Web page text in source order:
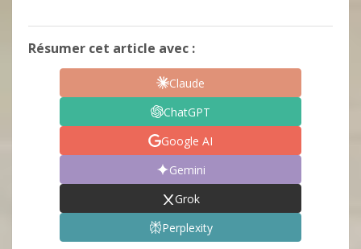
Résumer cet article avec :
Claude
ChatGPT
Google AI
Gemini
Grok
Perplexity